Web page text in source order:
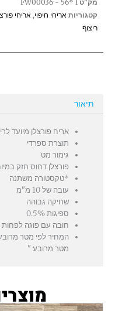
מק"ט
FW00036 - 56* I
קטגוריות אריחי חיפוי, אריחי
ריצוף
תיאור
אריח פורצלן מיועד
תוצרת ספרדי
גימור מט
פורצלן דחוס חזק
*טקסטורה משתנה
עובה של 10 מ"מ
שחיקה גבוהה
ספיגות 0.5%
חובה עם פוגה לפחות 1 מ"מ
מטר מרובע "